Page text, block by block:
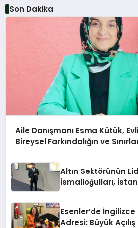
Son Dakika
Aile Danışmanı Esma Kütük,
Bireysel Farkındalığın ve
Altın Sektörünün
İsmailoğulları,
Esenler’de
Adresi: Büyük Açılış